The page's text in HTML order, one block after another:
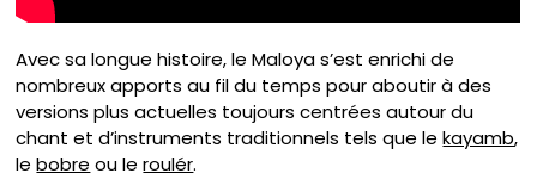
Avec sa longue histoire, le Maloya s’est enrichi de
nombreux apports au fil du temps pour aboutir à des
versions plus actuelles toujours centrées autour du
chant et d’instruments traditionnels tels que lekayamb,
lebobre ou leroulér.